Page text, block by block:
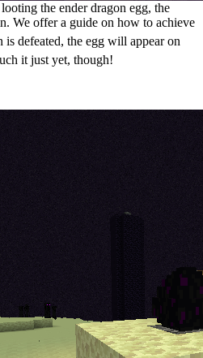
the ender dragon egg, the
We offer a guide on how to achieve
is defeated, the egg will appear on
it just yet, though!